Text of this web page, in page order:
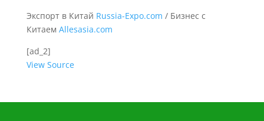
Экспорт в Китай Russia-Expo.com / Бизнес с
Китаем Allesasia.com
[ad_2]
View Source